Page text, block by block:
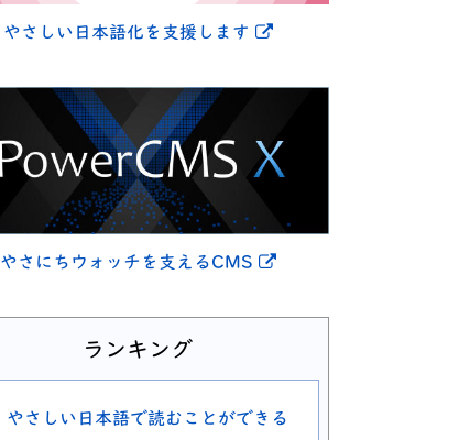
やさしい日本語化を支援します 別ウィンドウで開きま
やさにちウォッチを支えるCMS 別ウィンドウで開きま
ランキング
やさしい日本語で読むことができる